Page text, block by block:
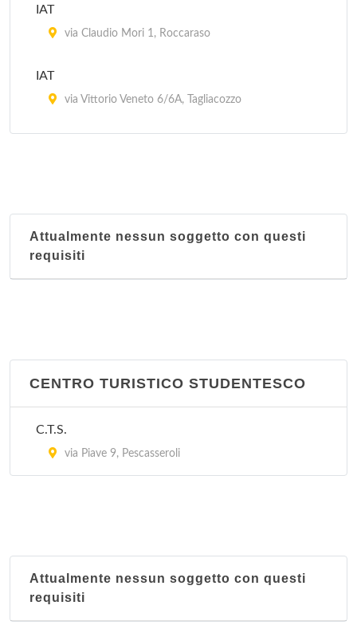
IAT
via Claudio Mori 1, Roccaraso
IAT
via Vittorio Veneto 6/6A, Tagliacozzo
corso Ovidio 208, Sulmona
Attualmente nessun soggetto con questi
requisiti
CENTRO TURISTICO STUDENTESCO
C.T.S.
via Piave 9, Pescasseroli
Attualmente nessun soggetto con questi
requisiti